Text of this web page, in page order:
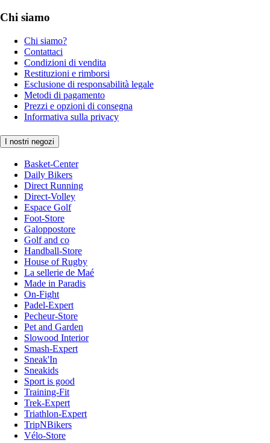
Chi siamo
Chi siamo?
Contattaci
Condizioni di vendita
Restituzioni e rimborsi
Esclusione di responsabilità legale
Metodi di pagamento
Prezzi e opzioni di consegna
Informativa sulla privacy
I nostri negozi
Basket-Center
Daily Bikers
Direct Running
Direct-Volley
Espace Golf
Foot-Store
Galoppostore
Golf and co
Handball-Store
House of Rugby
La sellerie de Maé
Made in Paradis
On-Fight
Padel-Expert
Pecheur-Store
Pet and Garden
Slowood Interior
Smash-Expert
Sneak'In
Sneakids
Sport is good
Training-Fit
Trek-Expert
Triathlon-Expert
TripNBikers
Vélo-Store